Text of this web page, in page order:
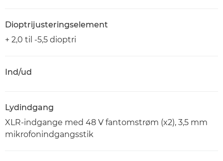
Dioptrijusteringselement
+ 2,0 til -5,5 dioptri
Ind/ud
Lydindgang
XLR-indgange med 48 V fantomstrøm (x2), 3,5 mm
mikrofonindgangsstik